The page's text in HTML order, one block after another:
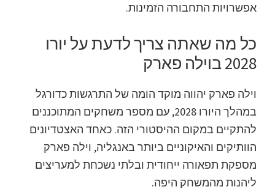
וילה
אפשרויות התחבורה הזמינות.
כל מה שאתה צריך לדעת על יורו
2028 בוילה פארק
וילה פארק יהווה מוקד הומה של התרגשות כדורגל
במהלך היורו 2028, עם מספר משחקים המתוכננים
להתקיים במקום ההיסטורי הזה. כאחד האצטדיונים
הוותיקים והאיקוניים ביותר באנגליה, וילה פארק
מספקת תפאורה ייחודית ובלתי נשכחת למעריצים
ליהנות מהמשחק היפה.